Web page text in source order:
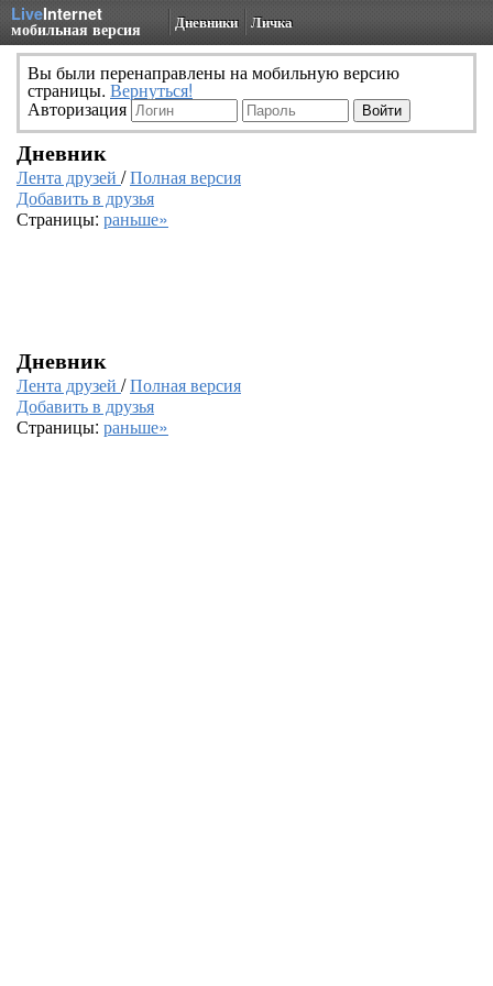
LiveInternet
мобильная версия Дневники Личка
Вы были перенаправлены на мобильную версию
страницы. Вернуться!
Авторизация
Дневник
Лента друзей /Полная версия
Добавить в друзья
Страницы: раньше»
Дневник
Лента друзей /Полная версия
Добавить в друзья
Страницы: раньше»